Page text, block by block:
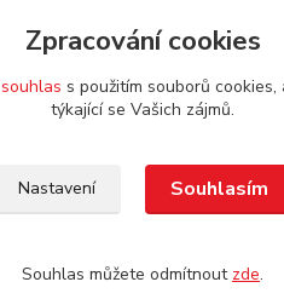
Pulická 97
Google Mapy
Zpracování cookies
souhlas s použitím souborů
týkající se Vašich zájmů.
Nastavení Souhlasím
Souhlas můžete odmítnout zde.